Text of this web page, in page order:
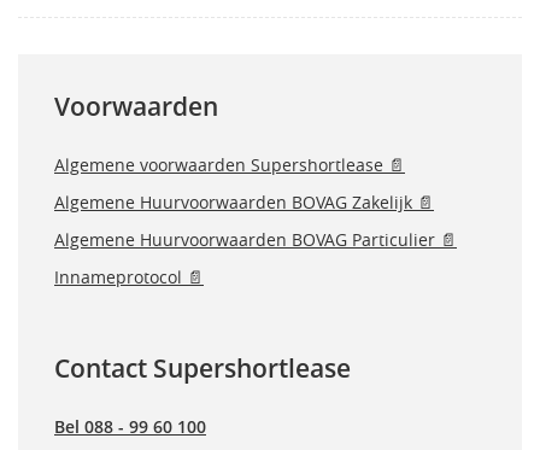
Voorwaarden
Algemene voorwaarden Supershortlease 📄
Algemene Huurvoorwaarden BOVAG Zakelijk 📄
Algemene Huurvoorwaarden BOVAG Particulier 📄
Innameprotocol 📄
Contact Supershortlease
Bel 088 - 99 60 100